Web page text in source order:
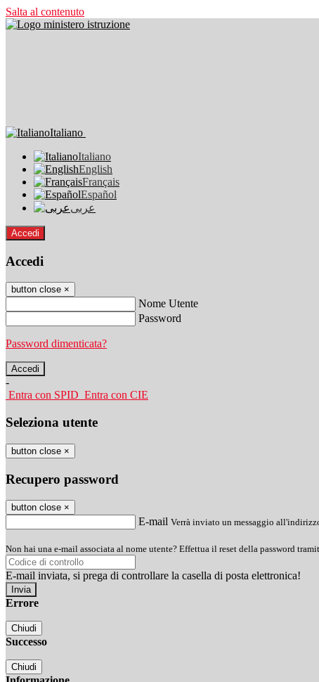
Salta al contenuto
Italiano
Italiano
English
Français
Español
عربى
Accedi
Accedi
button close ×
Nome Utente
Password
Password dimenticata?
-
Entra con SPID Entra con CIE
Seleziona utente
button close ×
Recupero password
button close ×
E-mail Verrà inviato un messaggio
Non hai una e-mail associata al nome utente? Effettua il reset della password
E-mail inviata, si prega di controllare la casella di posta elettronica!
Errore
Chiudi
Successo
Chiudi